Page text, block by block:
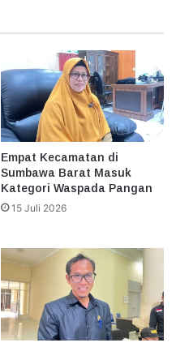
Empat Kecamatan di
Sumbawa Barat Masuk
Kategori Waspada Pangan
15 Juli 2026